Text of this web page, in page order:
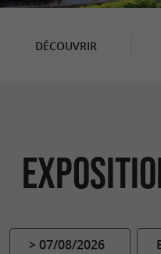
DÉCOUVRIR
> 07/08/2026